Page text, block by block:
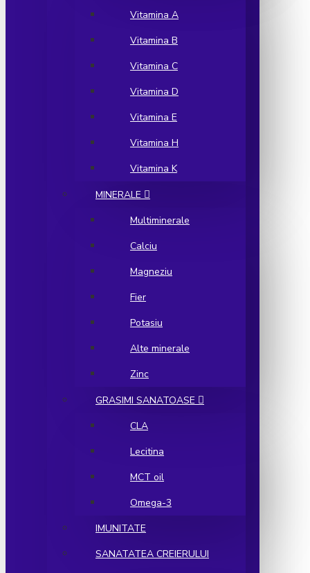
Vitamina A
Vitamina B
Vitamina C
Vitamina D
Vitamina E
Vitamina H
Vitamina K
MINERALE
Multiminerale
Calciu
Magneziu
Fier
Potasiu
Alte minerale
Zinc
GRASIMI SANATOASE
CLA
Lecitina
MCT oil
Omega-3
IMUNITATE
SANATATEA CREIERULUI